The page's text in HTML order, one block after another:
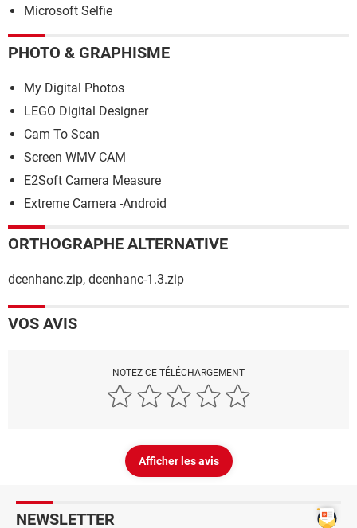
Microsoft Selfie
PHOTO & GRAPHISME
My Digital Photos
LEGO Digital Designer
Cam To Scan
Screen WMV CAM
E2Soft Camera Measure
Extreme Camera -Android
ORTHOGRAPHE ALTERNATIVE
dcenhanc.zip, dcenhanc-1.3.zip
VOS AVIS
NOTEZ CE TÉLÉCHARGEMENT
Afficher les avis
NEWSLETTER